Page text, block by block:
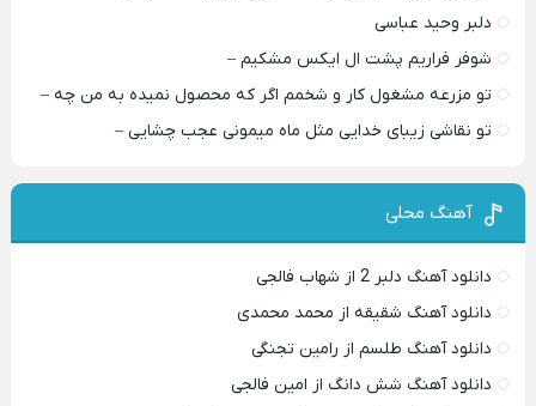
دلبر وحید عباسی
شوفر فراریم پشت ال ایکس مشکیم –
تو مزرعه مشغول کار و شخمم اگر که محصول نمیده به من چه –
تو نقاشی زیبای خدایی مثل ماه میمونی عجب چشایی –
آهنگ محلی
دانلود آهنگ دلبر 2 از شهاب فالجی
دانلود آهنگ شقیقه از محمد محمدی
دانلود آهنگ طلسم از رامین تجنگی
دانلود آهنگ شش دانگ از امین فالجی